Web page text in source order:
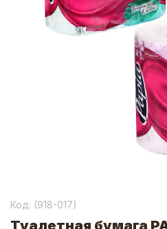
Код: (918-017)
Туалетная бумага